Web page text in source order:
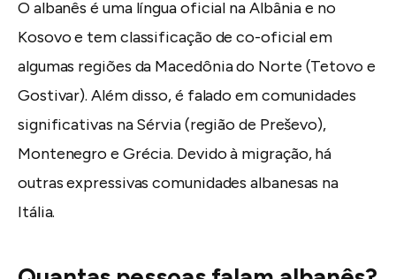
O albanês é uma língua oficial na Albânia e no
Kosovo e tem classificação de co-oficial em
algumas regiões da Macedônia do Norte (Tetovo e
Gostivar). Além disso, é falado em comunidades
significativas na Sérvia (região de Preševo),
Montenegro e Grécia. Devido à migração, há
outras expressivas comunidades albanesas na
Itália.